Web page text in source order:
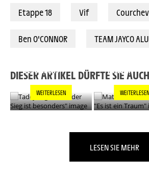
Etappe 18 Vif
Ben O'CONNOR TEAM JAYCO
DIESER ARTIKEL DÜRFTE SIE
BESONDERS"
WEITERLESEN
TRAUM"
WEITERLESEN
LESEN SIE MEHR